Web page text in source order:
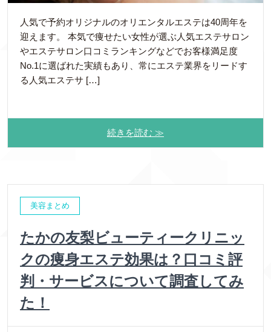
人気で予約オリジナルのオリエンタルエステは40周年を
迎えます。 本気で痩せたい女性が選ぶ人気エステサロン
やエステサロン口コミランキングなどでお客様満足度
No.1に選ばれた実績もあり、常にエステ業界をリードす
る人気エステサ […]
続きを読む ≫
美容まとめ
たかの友梨ビューティークリニッ
クの痩身エステ効果は？口コミ評
判・サービスについて調査してみ
た！